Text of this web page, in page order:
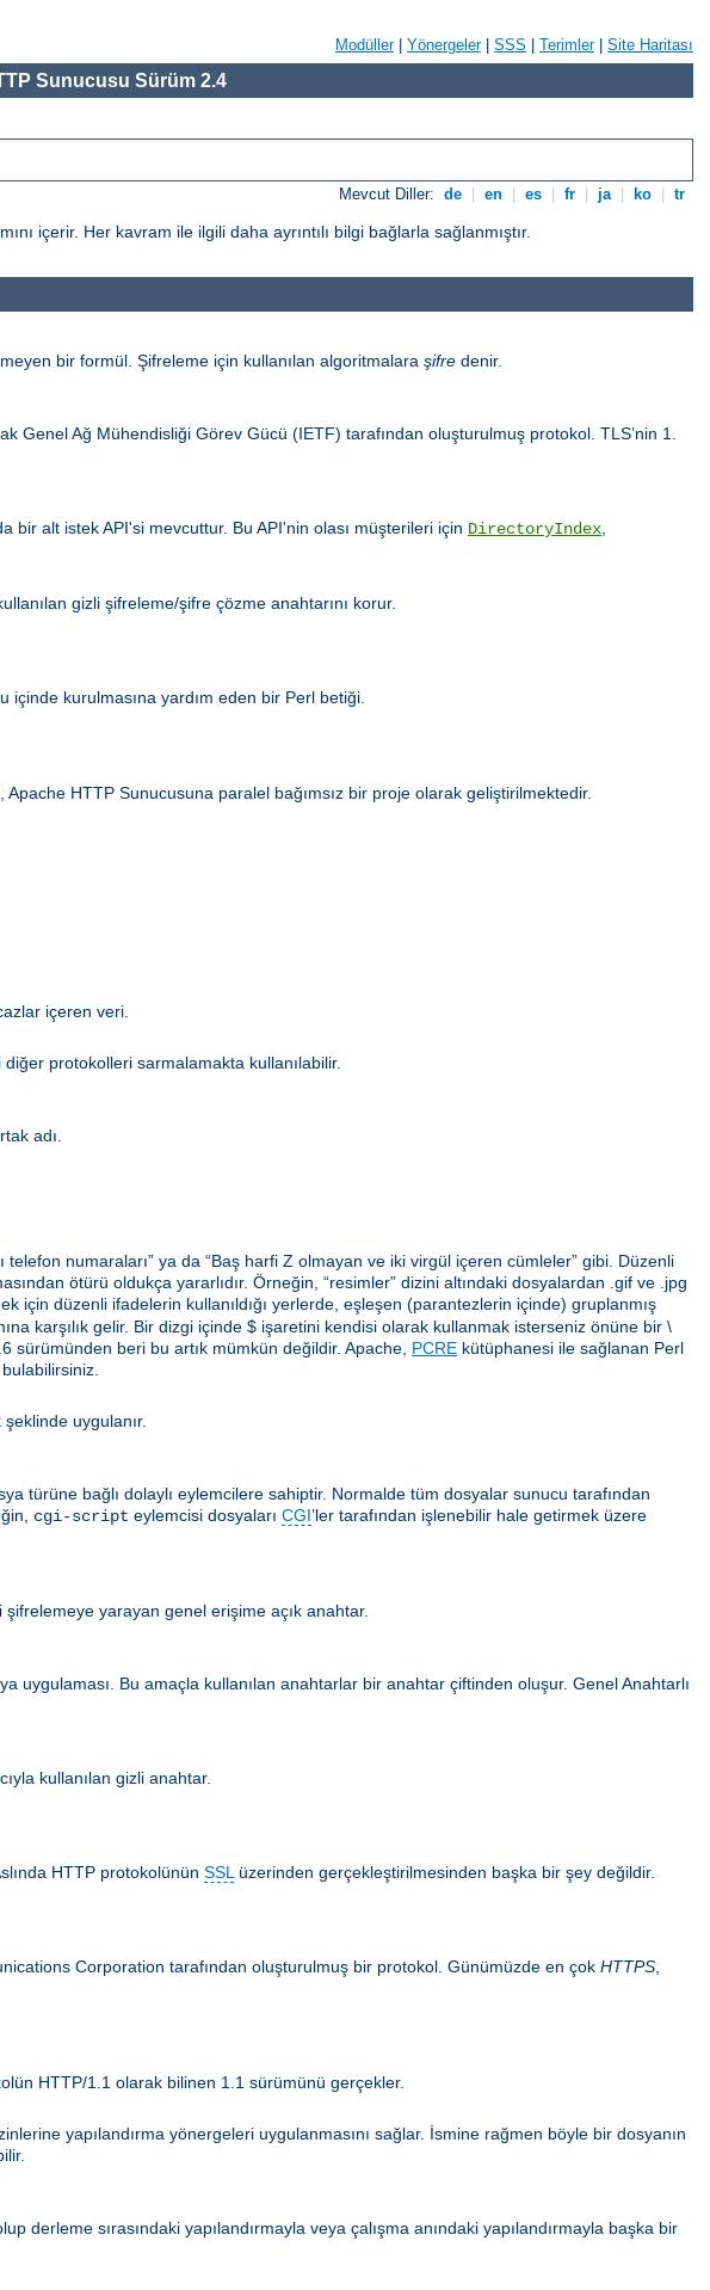
Modüller| Yönergeler| SSS Terimler| Site Haritası
Sunucusu Sürüm 2.4
Mevcut Diller: de en es fr ja ko tr
içerir. Her kavram ile ilgili daha ayrıntılı bilgi bağlarla sağlanmıştır.
bir formül. Şifreleme için kullanılan algoritmalara şifre denir.
Genel Ağ Mühendisliği Görev Gücü (IETF) tarafından oluşturulmuş protokol. TLS’nin 1.
bir alt istek API'si mevcuttur. Bu API'nin olası müşterileri için DirectoryIndex
gizli şifreleme/şifre çözme anahtarını korur.
kurulmasına yardım eden bir Perl betiği.
HTTP Sunucusuna paralel bağımsız bir proje olarak geliştirilmektedir.
içeren veri.
diğer protokolleri sarmalamakta kullanılabilir.
adı.
numaraları” ya da “Baş harfi Z olmayan ve iki virgül içeren cümleler” gibi. Düzenli
ötürü oldukça yararlıdır. Örneğin, “resimler” dizini altındaki dosyalardan .gif ve .jpg
için düzenli ifadelerin kullanıldığı yerlerde, eşleşen (parantezlerin içinde) gruplanmış
karşılık gelir. Bir dizgi içinde $ işaretini kendisi olarak kullanmak isterseniz önüne bir \
sürümünden beri bu artık mümkün değildir. Apache, PCRE kütüphanesi ile sağlanan Perl
şeklinde uygulanır.
türüne bağlı dolaylı eylemcilere sahiptir. Normalde tüm dosyalar sunucu tarafından
cgi-script eylemcisi dosyaları CGI’ler tarafından işlenebilir hale getirmek üzere
yarayan genel erişime açık anahtar.
uygulaması. Bu amaçla kullanılan anahtarlar bir anahtar çiftinden oluşur. Genel Anahtarlı
kullanılan gizli anahtar.
HTTP protokolünün SSL üzerinden gerçekleştirilmesinden başka bir şey değildir.
Corporation tarafından oluşturulmuş bir protokol. Günümüzde en çok HTTPS
HTTP/1.1 olarak bilinen 1.1 sürümünü gerçekler.
yapılandırma yönergeleri uygulanmasını sağlar. İsmine rağmen böyle bir dosyanın
derleme sırasındaki yapılandırmayla veya çalışma anındaki yapılandırmayla başka bir